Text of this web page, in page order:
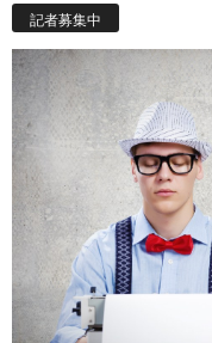
記者募集中